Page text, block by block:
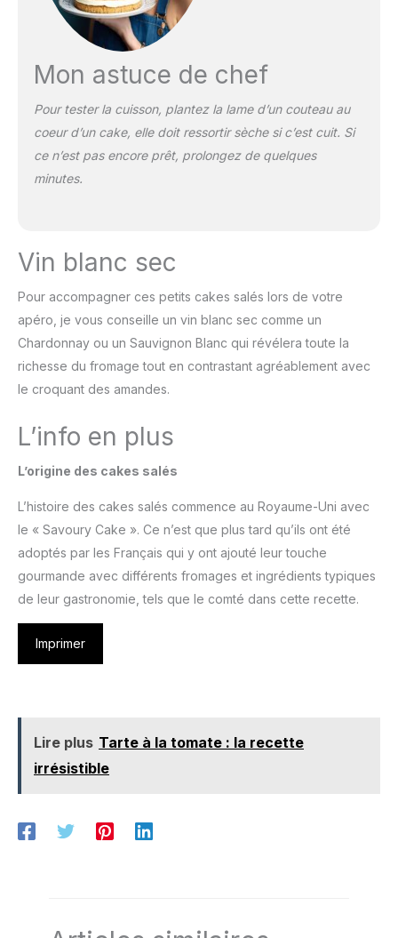
Mon astuce de chef
Pour tester la cuisson, plantez la lame d’un couteau au
coeur d’un cake, elle doit ressortir sèche si c’est cuit. Si
ce n’est pas encore prêt, prolongez de quelques
minutes.
Vin blanc sec
Pour accompagner ces petits cakes salés lors de votre
apéro, je vous conseille un vin blanc sec comme un
Chardonnay ou un Sauvignon Blanc qui révélera toute la
richesse du fromage tout en contrastant agréablement avec
le croquant des amandes.
L’info en plus
L’origine des cakes salés
L’histoire des cakes salés commence au Royaume-Uni avec
le « Savoury Cake ». Ce n’est que plus tard qu’ils ont été
adoptés par les Français qui y ont ajouté leur touche
gourmande avec différents fromages et ingrédients typiques
de leur gastronomie, tels que le comté dans cette recette.
Imprimer
Lire plus Tarte à la tomate : la recette
irrésistible